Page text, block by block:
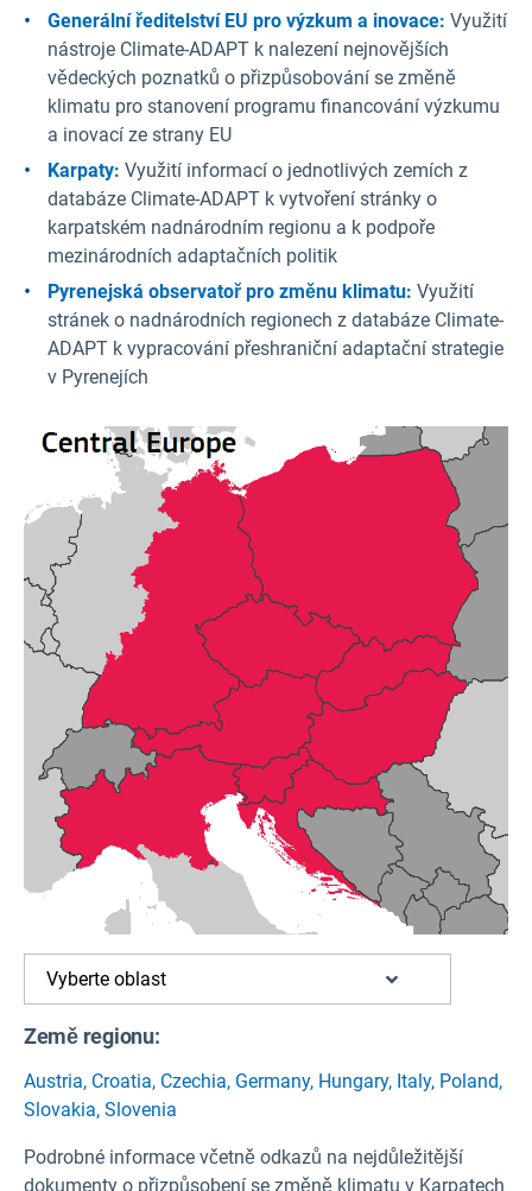
Generální ředitelství EU pro výzkum a inovace: Využití
nástroje Climate-ADAPT k nalezení nejnovějších
vědeckých poznatků o přizpůsobování se změně
klimatu pro stanovení programu financování výzkumu
a inovací ze strany EU
Karpaty: Využití informací o jednotlivých zemích z
databáze Climate-ADAPT k vytvoření stránky o
karpatském nadnárodním regionu a k podpoře
mezinárodních adaptačních politik
Pyrenejská observatoř pro změnu klimatu: Využití
stránek o nadnárodních regionech z databáze Climate-
ADAPT k vypracování přeshraniční adaptační strategie
v Pyrenejích
Vyberte oblast
Země regionu:
Austria, Croatia, Czechia, Germany, Hungary, Italy, Poland,
Slovakia, Slovenia
Podrobné informace včetně odkazů na nejdůležitější
dokumenty o přizpůsobení se změně klimatu v Karpatech